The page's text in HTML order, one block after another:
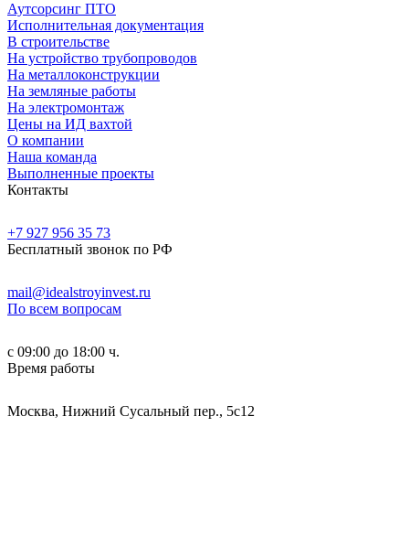
Аутсорсинг ПТО
Исполнительная документация
В строительстве
На устройство трубопроводов
На металлоконструкции
На земляные работы
На электромонтаж
Цены на ИД вахтой
О компании
Наша команда
Выполненные проекты
Контакты
+7 927 956 35 73
Бесплатный звонок по РФ
mail@idealstroyinvest.ru
По всем вопросам
с 09:00 до 18:00 ч.
Время работы
Москва, Нижний Сусальный пер., 5c12